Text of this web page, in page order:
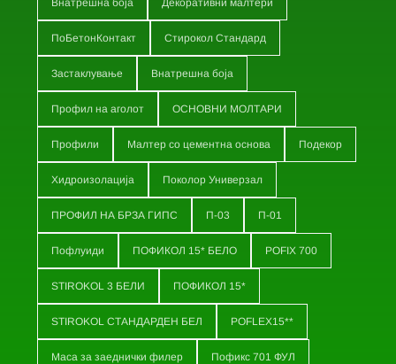
Внатрешна боја Декоративни малтери
ПоБетонКонтакт Стирокол Стандард
Застаклување Внатрешна боја
Профил на аголот ОСНОВНИ МОЛТАРИ
Профили Малтер со цементна основа Подекор
Хидроизолација Поколор Универзал
ПРОФИЛ НА БРЗА ГИПС П-03 П-01
Пофлуиди ПОФИКОЛ 15* БЕЛО POFIX 700
STIROKOL 3 БЕЛИ ПОФИКОЛ 15*
STIROKOL СТАНДАРДЕН БЕЛ POFLEX15**
Маса за заеднички филер Пофикс 701 ФУЛ